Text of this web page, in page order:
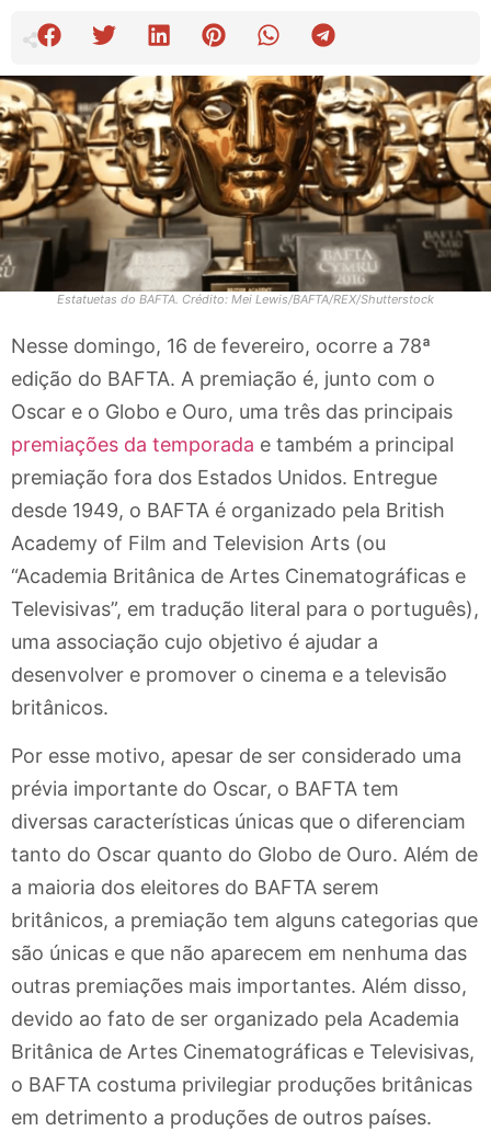
Estatuetas do BAFTA. Crédito: Mei Lewis/BAFTA/REX/Shutterstock
Nesse domingo, 16 de fevereiro, ocorre a 78ª
edição do BAFTA. A premiação é, junto com o
Oscar e o Globo e Ouro, uma três das principais
premiações da temporada e também a principal
premiação fora dos Estados Unidos. Entregue
desde 1949, o BAFTA é organizado pela British
Academy of Film and Television Arts (ou
“Academia Britânica de Artes Cinematográficas e
Televisivas”, em tradução literal para o português),
uma associação cujo objetivo é ajudar a
desenvolver e promover o cinema e a televisão
britânicos.
Por esse motivo, apesar de ser considerado uma
prévia importante do Oscar, o BAFTA tem
diversas características únicas que o diferenciam
tanto do Oscar quanto do Globo de Ouro. Além de
a maioria dos eleitores do BAFTA serem
britânicos, a premiação tem alguns categorias que
são únicas e que não aparecem em nenhuma das
outras premiações mais importantes. Além disso,
devido ao fato de ser organizado pela Academia
Britânica de Artes Cinematográficas e Televisivas,
o BAFTA costuma privilegiar produções britânicas
em detrimento a produções de outros países.